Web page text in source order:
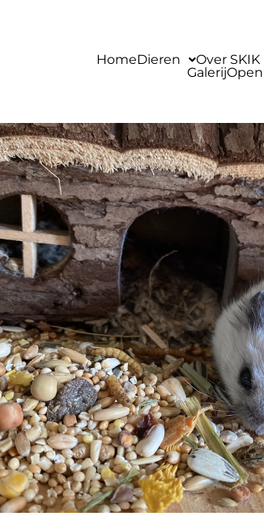
HomeDieren Over SKIK
Galerij